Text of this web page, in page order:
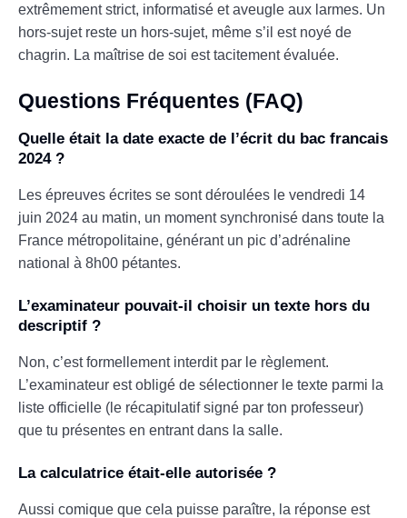
extrêmement strict, informatisé et aveugle aux larmes. Un
hors-sujet reste un hors-sujet, même s’il est noyé de
chagrin. La maîtrise de soi est tacitement évaluée.
Questions Fréquentes (FAQ)
Quelle était la date exacte de l’écrit du bac francais
2024 ?
Les épreuves écrites se sont déroulées le vendredi 14
juin 2024 au matin, un moment synchronisé dans toute la
France métropolitaine, générant un pic d’adrénaline
national à 8h00 pétantes.
L’examinateur pouvait-il choisir un texte hors du
descriptif ?
Non, c’est formellement interdit par le règlement.
L’examinateur est obligé de sélectionner le texte parmi la
liste officielle (le récapitulatif signé par ton professeur)
que tu présentes en entrant dans la salle.
La calculatrice était-elle autorisée ?
Aussi comique que cela puisse paraître, la réponse est